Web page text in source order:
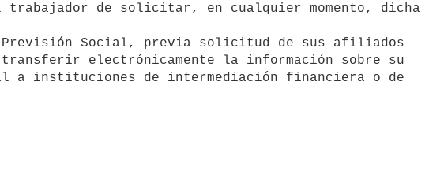
trabajador de solicitar, en cualquier momento, dicha
electrónicamente la información sobre su
a instituciones de intermediación financiera o de